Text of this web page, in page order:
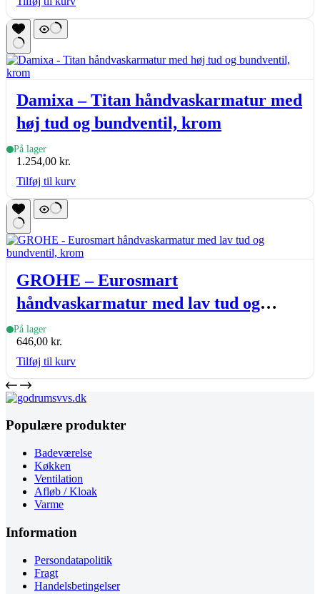
Damixa – Titan håndvaskarmatur med
høj tud og bundventil, krom
På lager
1.254,00 kr.
Tilføj til kurv
GROHE – Eurosmart
håndvaskarmatur med lav tud og
bundventil, krom
På lager
646,00 kr.
Tilføj til kurv
Populære produkter
Badeværelse
Køkken
Ventilation
Afløb / Kloak
Varme
Information
Persondatapolitik
Fragt
Handelsbetingelser